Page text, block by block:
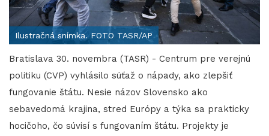
Ilustračná snímka. FOTO TASR/AP
Bratislava 30. novembra (TASR) - Centrum pre verejnú
politiku (CVP) vyhlásilo súťaž o nápady, ako zlepšiť
fungovanie štátu. Nesie názov Slovensko ako
sebavedomá krajina, stred Európy a týka sa prakticky
hocičoho, čo súvisí s fungovaním štátu. Projekty je